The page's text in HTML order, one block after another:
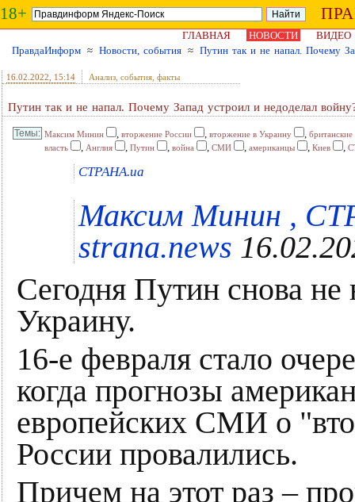
18+
ГЛАВНАЯ НОВОСТИ
ВИДЕО
ПравдаИнформ ≈ Новости, события ≈ Путин так и не напал. Почему
16.02.2022 , 15:14 Анализ, события, факты
Путин так и не напал. Почему Запад устроил и недоделал
Максим Минин , вторжение России , вторжение в Украину ,
власть
, Англия , Путин , война , СМИ , американцы , Киев ,
СТРАНА.ua
Максим Минин ,
strana.news
Сегодня Путин снова не
Украину.
16-е февраля стало
когда прогнозы
европейских СМИ о
России провалились.
Причем на этот раз –